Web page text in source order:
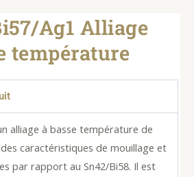
Ag1 Alliage
température
alliage à basse température de
caractéristiques de mouillage et
par rapport au Sn42/Bi58. Il est